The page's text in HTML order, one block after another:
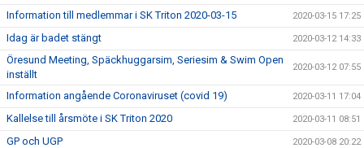
Information till medlemmar i SK Triton 2020-03-15 2020-03-15 17:25
Idag är badet stängt 2020-03-12 14:33
Öresund Meeting, Späckhuggarsim, Seriesim & Swim Open
inställt
2020-03-12 07:55
Information angående Coronaviruset (covid 19) 2020-03-11 17:04
Kallelse till årsmöte i SK Triton 2020 2020-03-11 08:51
GP och UGP 2020-03-08 20:22